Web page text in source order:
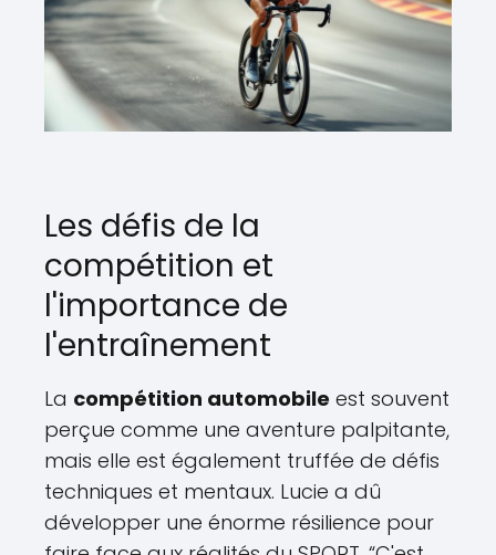
Les défis de la
compétition et
l'importance de
l'entraînement
La compétition automobile est souvent
perçue comme une aventure palpitante,
mais elle est également truffée de défis
techniques et mentaux. Lucie a dû
développer une énorme résilience pour